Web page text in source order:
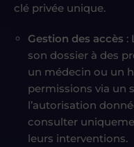
clé privée unique.
Gestion des accès :
son dossier à des
un médecin ou un
permissions via un
l’autorisation
consulter
leurs interventions.